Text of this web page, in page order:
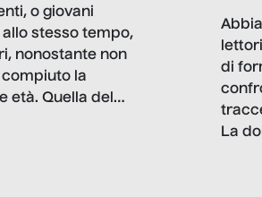
o giovani
allo stesso tempo,
nonostante non
la
età. Quella del
di
La